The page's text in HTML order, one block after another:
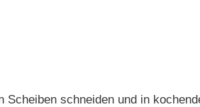
Scheiben schneiden und in